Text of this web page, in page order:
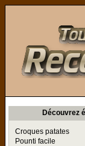
Découvrez
Croques patates
Pounti facile